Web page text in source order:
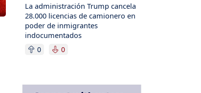
La administración Trump cancela
28.000 licencias de camionero en
poder de inmigrantes
indocumentados
0 0